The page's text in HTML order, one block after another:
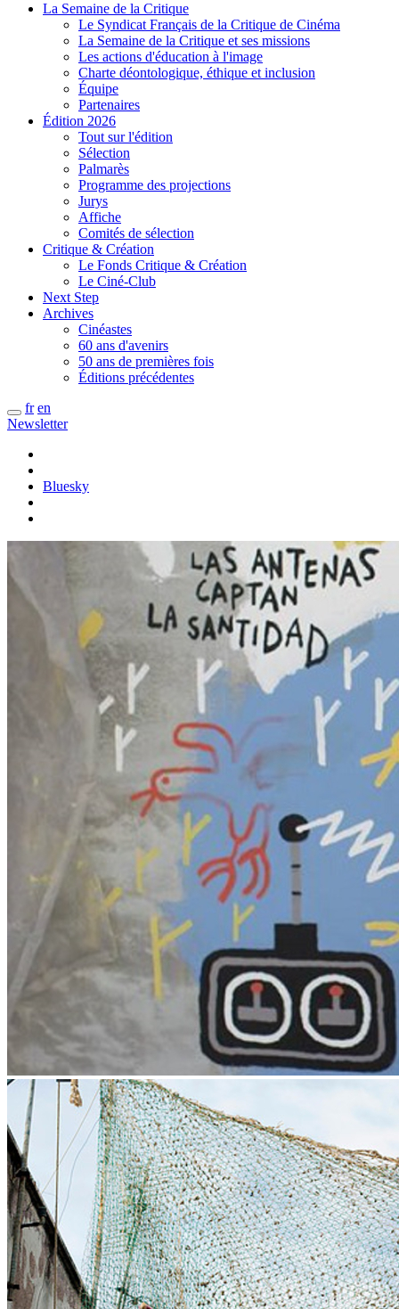
La Semaine de la Critique
Le Syndicat Français de la Critique de Cinéma
La Semaine de la Critique et ses missions
Les actions d'éducation à l'image
Charte déontologique, éthique et inclusion
Équipe
Partenaires
Édition 2026
Tout sur l'édition
Sélection
Palmarès
Programme des projections
Jurys
Affiche
Comités de sélection
Critique & Création
Le Fonds Critique & Création
Le Ciné-Club
Next Step
Archives
Cinéastes
60 ans d'avenirs
50 ans de premières fois
Éditions précédentes
fr en
Newsletter
Bluesky